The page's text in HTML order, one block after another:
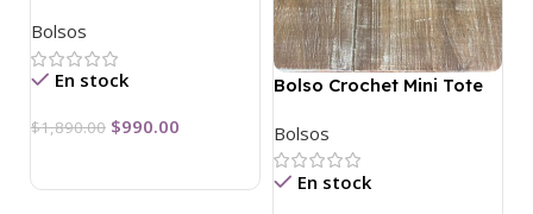
Bolsos
En stock
$1,890.00 $990.00
Bolso Crochet Mini Tote
Bolsos
En stock